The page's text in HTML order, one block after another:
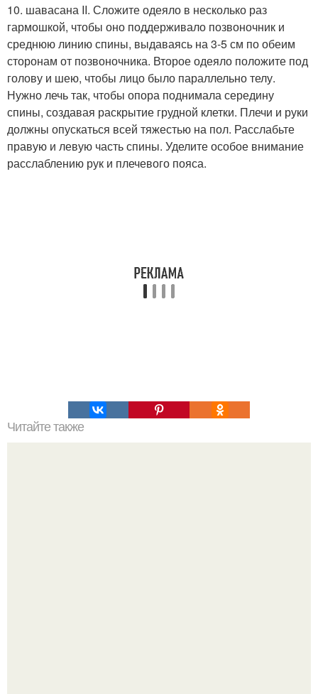
10. шавасана II. Сложите одеяло в несколько раз
гармошкой, чтобы оно поддерживало позвоночник и
среднюю линию спины, выдаваясь на 3-5 см по обеим
сторонам от позвоночника. Второе одеяло положите под
голову и шею, чтобы лицо было параллельно телу.
Нужно лечь так, чтобы опора поднимала середину
спины, создавая раскрытие грудной клетки. Плечи и руки
должны опускаться всей тяжестью на пол. Расслабьте
правую и левую часть спины. Уделите особое внимание
расслаблению рук и плечевого пояса.
Читайте также